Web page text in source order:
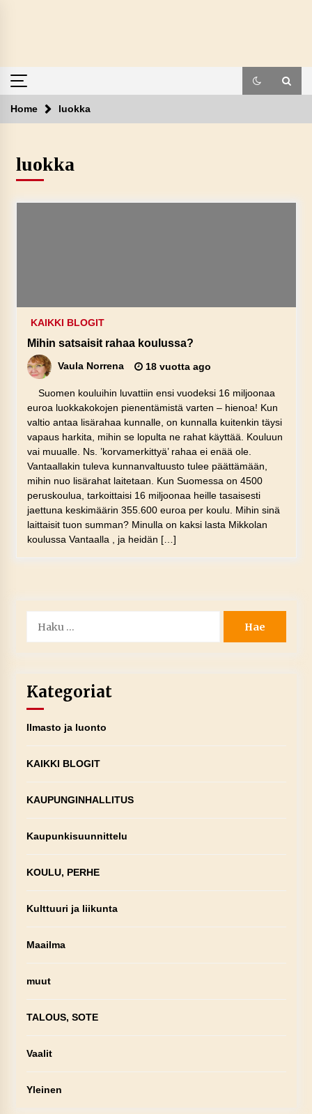
Home luokka
luokka
KAIKKI BLOGIT
Mihin satsaisit rahaa koulussa?
Vaula Norrena 18 vuotta ago
Suomen kouluihin luvattiin ensi vuodeksi 16 miljoonaa
euroa luokkakokojen pienentämistä varten – hienoa! Kun
valtio antaa lisärahaa kunnalle, on kunnalla kuitenkin täysi
vapaus harkita, mihin se lopulta ne rahat käyttää. Kouluun
vai muualle. Ns. ’korvamerkittyä’ rahaa ei enää ole.
Vantaallakin tuleva kunnanvaltuusto tulee päättämään,
mihin nuo lisärahat laitetaan. Kun Suomessa on 4500
peruskoulua, tarkoittaisi 16 miljoonaa heille tasaisesti
jaettuna keskimäärin 355.600 euroa per koulu. Mihin sinä
laittaisit tuon summan? Minulla on kaksi lasta Mikkolan
koulussa Vantaalla , ja heidän […]
Kategoriat
Ilmasto ja luonto
KAIKKI BLOGIT
KAUPUNGINHALLITUS
Kaupunkisuunnittelu
KOULU, PERHE
Kulttuuri ja liikunta
Maailma
muut
TALOUS, SOTE
Vaalit
Yleinen